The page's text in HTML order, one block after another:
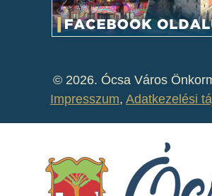
© 2026. Ócsa Város
Impresszum, Adatkezelési